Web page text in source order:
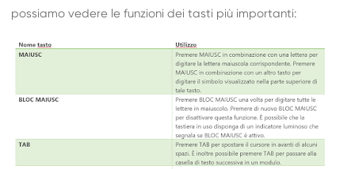
possiamo vedere le funzioni dei tasti più importanti: